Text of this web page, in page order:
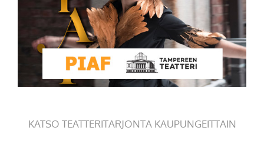
KATSO TEATTERITARJONTA KAUPUNGEITTAIN